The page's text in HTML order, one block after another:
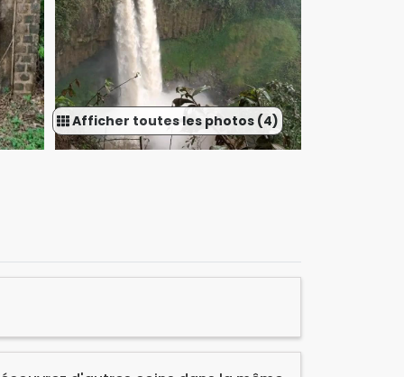
Afficher toutes les photos (4)